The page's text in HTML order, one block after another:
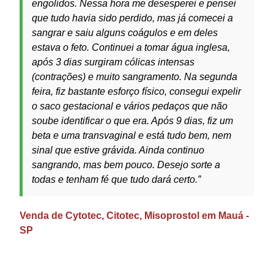
engolidos. Nessa hora me desesperei e pensei
que tudo havia sido perdido, mas já comecei a
sangrar e saiu alguns coágulos e em deles
estava o feto. Continuei a tomar água inglesa,
após 3 dias surgiram cólicas intensas
(contrações) e muito sangramento. Na segunda
feira, fiz bastante esforço físico, consegui expelir
o saco gestacional e vários pedaços que não
soube identificar o que era. Após 9 dias, fiz um
beta e uma transvaginal e está tudo bem, nem
sinal que estive grávida. Ainda continuo
sangrando, mas bem pouco. Desejo sorte a
todas e tenham fé que tudo dará certo.”
Venda de Cytotec, Citotec, Misoprostol em Mauá -
SP